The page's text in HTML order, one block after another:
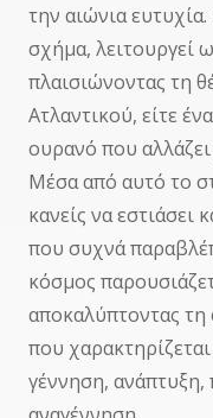
την αιώνια
σχήμα, λειτουργεί
πλαισιώνοντας τη
Ατλαντικού, είτε
ουρανό που
Μέσα από αυτό το
κανείς να εστιάσει
που συχνά
κόσμος
αποκαλύπτοντας τη
που
γέννηση, ανάπτυξη,